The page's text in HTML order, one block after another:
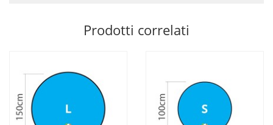
Prodotti correlati